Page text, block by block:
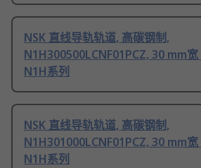
NSK 直线导轨轨道, 高碳钢制,
N1H300500LCNF01PCZ, 30 mm
N1H系列
NSK 直线导轨轨道, 高碳钢制,
N1H301000LCNF01PCZ, 30 mm
N1H系列